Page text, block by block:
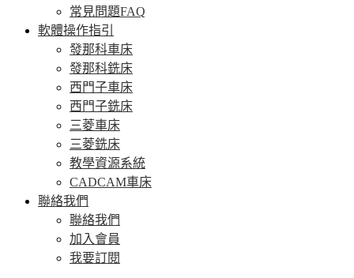
常見問題FAQ
軟體操作指引
發那科車床
發那科銑床
西門子車床
西門子銑床
三菱車床
三菱銑床
教學資源系統
CADCAM車床
聯絡我們
聯絡我們
加入會員
我要訂閱